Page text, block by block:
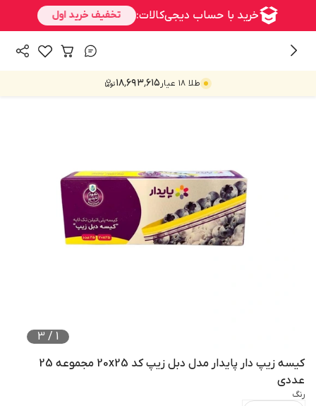
طلا ۱۸ عیار ۱۸٬۶۹۳٬۶۱۵
1
/
3
کیسه زیپ دار پایدار مدل دبل زیپ کد 20x25 مجموعه 25
عددی
رنگ